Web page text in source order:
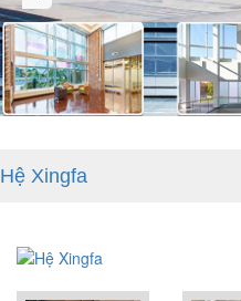
Hệ Xingfa